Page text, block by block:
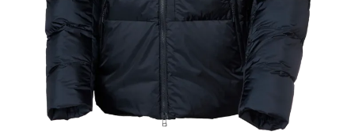
auf Ihren morgendlichen Wegen zu Ihrem Lieblingscafé.
Mit seinem zweilagigen Ripstop-Gewebe fürchtet
ParkaIhren hektischen Alltag nicht. Dieses
robuste Material ist bereit, alles zu überstehen, sei es
das Gedränge in der U-Bahn oder spontane Ausflüge im
leichten Regen. Die Anpassung liegt in Ihren Händen,